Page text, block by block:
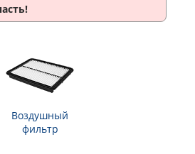
Воздушный
фильтр